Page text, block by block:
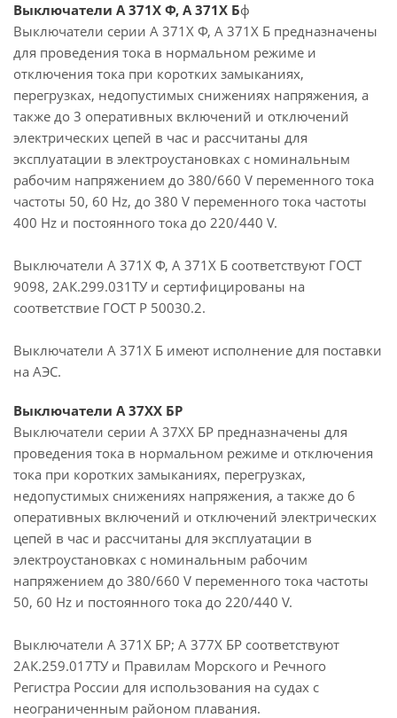
Выключатели А 371Х Ф, А 371Х Бф
Выключатели серии А 371Х Ф, А 371Х Б предназначены
для проведения тока в нормальном режиме и
отключения тока при коротких замыканиях,
перегрузках, недопустимых снижениях напряжения, а
также до 3 оперативных включений и отключений
электрических цепей в час и рассчитаны для
эксплуатации в электроустановках с номинальным
рабочим напряжением до 380/660 V переменного тока
частоты 50, 60 Hz, до 380 V переменного тока частоты
400 Hz и постоянного тока до 220/440 V.
Выключатели А 371Х Ф, А 371Х Б соответствуют ГОСТ
9098, 2АК.299.031ТУ и сертифицированы на
соответствие ГОСТ Р 50030.2.
Выключатели А 371X Б имеют исполнение для поставки
на АЭС.
Выключатели А 37ХХ БР
Выключатели серии А 37ХХ БР предназначены для
проведения тока в нормальном режиме и отключения
тока при коротких замыканиях, перегрузках,
недопустимых снижениях напряжения, а также до 6
оперативных включений и отключений электрических
цепей в час и рассчитаны для эксплуатации в
электроустановках с номинальным рабочим
напряжением до 380/660 V переменного тока частоты
50, 60 Hz и постоянного тока до 220/440 V.
Выключатели А 371Х БР; А 377Х БР соответствуют
2АК.259.017ТУ и Правилам Морского и Речного
Регистра России для использования на судах с
неограниченным районом плавания.